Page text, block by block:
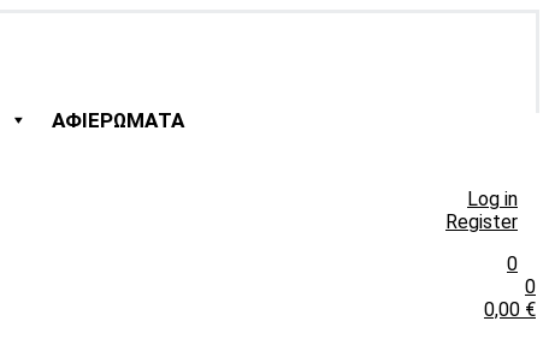
ΑΦΙΕΡΩΜΑΤΑ
Log in
Register
0
0
0,00 €